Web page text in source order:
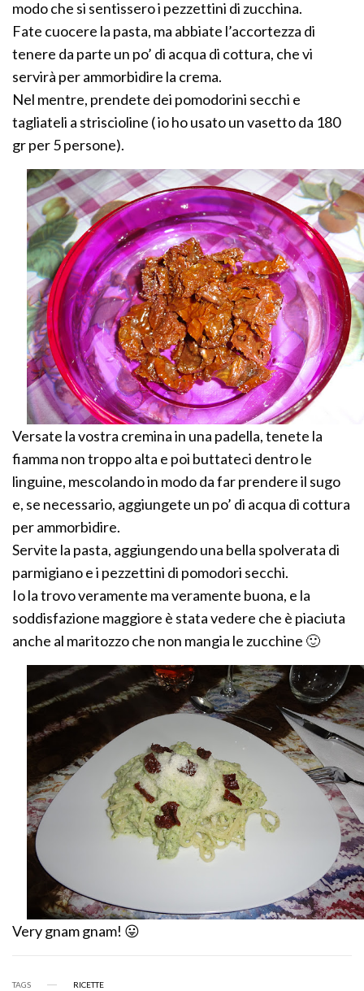
modo che si sentissero i pezzettini di zucchina.
Fate cuocere la pasta, ma abbiate l’accortezza di
tenere da parte un po’ di acqua di cottura, che vi
servirà per ammorbidire la crema.
Nel mentre, prendete dei pomodorini secchi e
tagliateli a striscioline ( io ho usato un vasetto da 180
gr per 5 persone).
Versate la vostra cremina in una padella, tenete la
fiamma non troppo alta e poi buttateci dentro le
linguine, mescolando in modo da far prendere il sugo
e, se necessario, aggiungete un po’ di acqua di cottura
per ammorbidire.
Servite la pasta, aggiungendo una bella spolverata di
parmigiano e i pezzettini di pomodori secchi.
Io la trovo veramente ma veramente buona, e la
soddisfazione maggiore è stata vedere che è piaciuta
anche al maritozzo che non mangia le zucchine 🙂
Very gnam gnam! 😛
TAGS RICETTE